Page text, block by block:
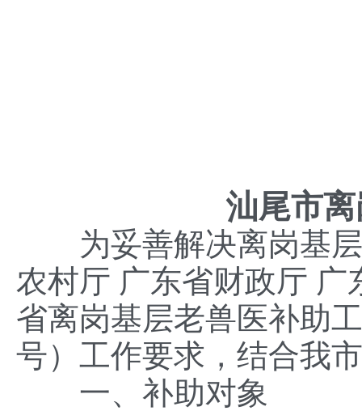
汕尾市
为妥善解决离岗基层
农村厅 广东省财政厅
省离岗基层老兽医补助
号）工作要求，结合我
一、补助对象